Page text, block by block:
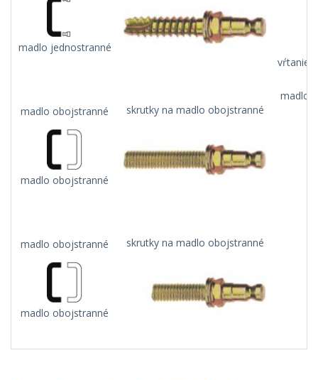
madlo jednostranné
vŕtanie
madlo obojstranné
madlo obojstranné
skrutky na madlo obojstranné
madlo
madlo obojstranné
madlo obojstranné
skrutky na madlo obojstranné